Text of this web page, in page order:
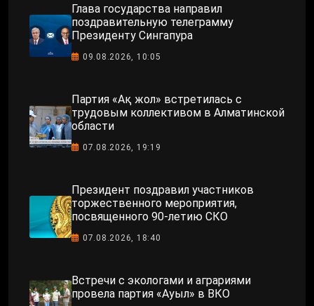
Глава государства направил
поздравительную телеграмму
Президенту Сингапура
09.08.2026, 10:05
Партия «Ақ жол» встретилась с
трудовым коллективом в Алматинской
области
07.08.2026, 19:19
Президент поздравил участников
торжественного мероприятия,
посвященного 90-летию СКО
07.08.2026, 18:40
Встречи с экологами и аграриями
провела партия «Ауыл» в ВКО